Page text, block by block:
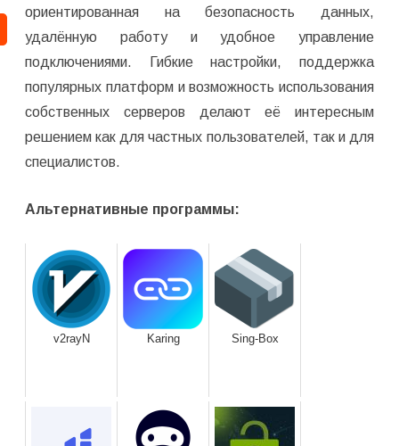
ориентированная на безопасность данных,
удалённую работу и удобное управление
подключениями. Гибкие настройки, поддержка
популярных платформ и возможность использования
собственных серверов делают её интересным
решением как для частных пользователей, так и для
специалистов.
Альтернативные программы:
v2rayN Karing Sing-Box